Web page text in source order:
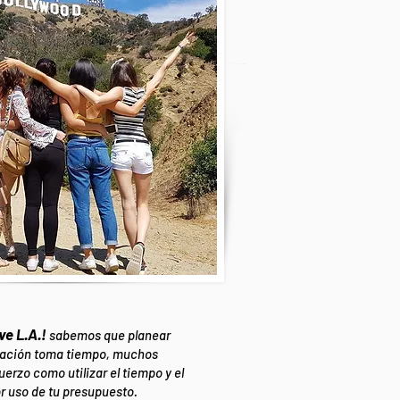
L.A.! sabemos que planear
toma tiempo, muchos
como utilizar el tiempo y el
uso de tu presupuesto.